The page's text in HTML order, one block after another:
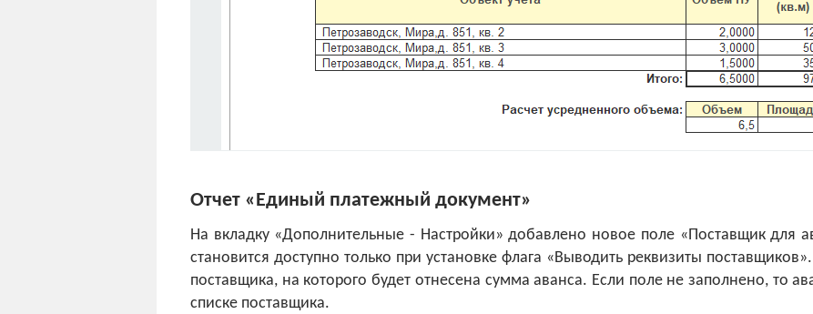
Отчет «Единый платежный документ»
На вкладку «Дополнительные - Настройки» добавлено новое поле «Поставщик для
становится доступно только при установке флага «Выводить реквизиты
поставщика, на которого будет отнесена сумма аванса. Если поле не заполнено, то
списке поставщика.